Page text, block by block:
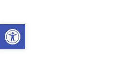
Abrir a barra de